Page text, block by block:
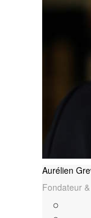
Aurélien
Fondateur